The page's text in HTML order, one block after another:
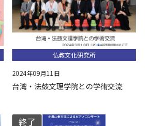
仏教文化研究所
2024年09月11日
台湾・法鼓文理学院との学術交流
終了